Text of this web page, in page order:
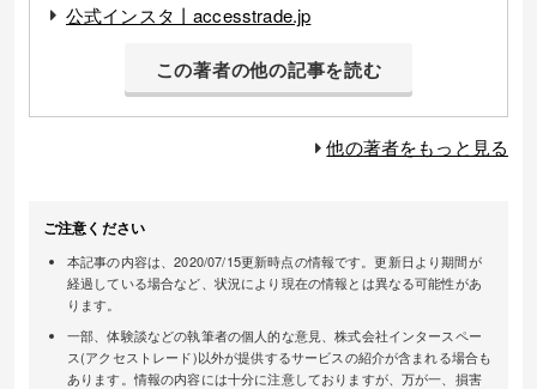
公式インスタ丨accesstrade.jp
この著者の他の記事を読む
他の著者をもっと見る
ご注意ください
本記事の内容は、2020/07/15更新時点の情報です。更新日より期間が
経過している場合など、状況により現在の情報とは異なる可能性があ
ります。
一部、体験談などの執筆者の個人的な意見、株式会社インタースペー
ス(アクセストレード)以外が提供するサービスの紹介が含まれる場合も
あります。情報の内容には十分に注意しておりますが、万が一、損害